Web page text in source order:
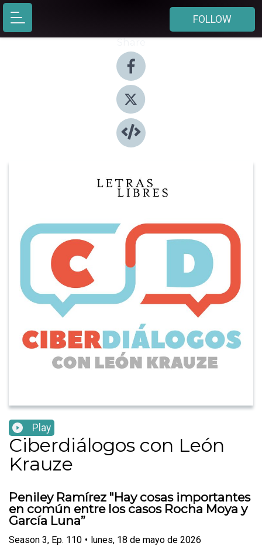
FOLLOW
Play
Ciberdiálogos con León
Krauze
Peniley Ramírez "Hay cosas importantes
en común entre los casos Rocha Moya y
García Luna”
Season 3, Ep. 110 • lunes, 18 de mayo de 2026